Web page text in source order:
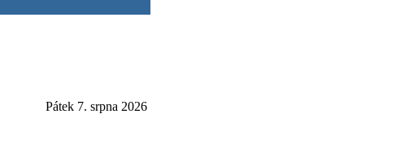
Pátek 7. srpna 2026